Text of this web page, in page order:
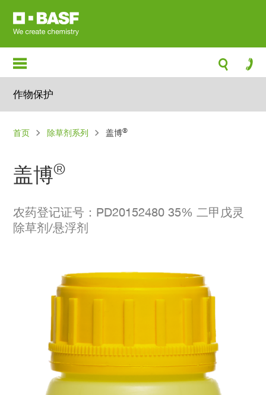
作物保护
面
屑
首页 除草剂系列 盖博®
盖博®
农药登记证号：PD20152480 35% 二甲戊灵
除草剂/悬浮剂